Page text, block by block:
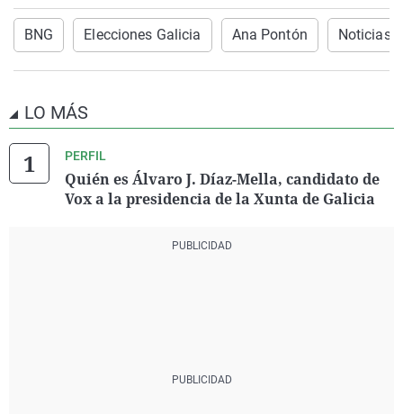
BNG Elecciones Galicia Ana Pontón Noticias
LO MÁS
PERFIL
Quién es Álvaro J. Díaz-Mella, candidato de
Vox a la presidencia de la Xunta de Galicia